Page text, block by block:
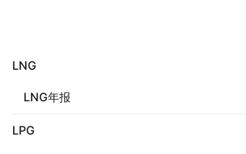
LNG
LNG年报
LPG